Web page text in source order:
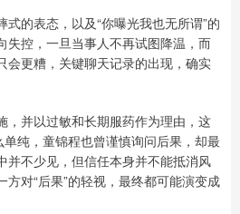
的表态，以及“你曝光我也无所谓”的
失控，一旦当事人不再试图降温，而
会更糟，关键聊天记录的出现，确实
，并以过敏和长期服药作为理由，这
单纯，童锦程也曾谨慎询问后果，却最
并不少见，但信任本身并不能抵消风
对“后果”的轻视，最终都可能演变成